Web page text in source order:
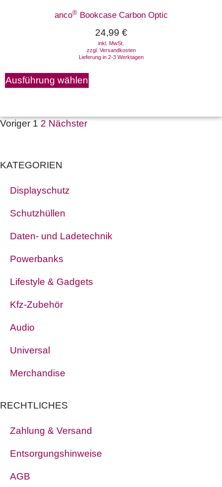
anco®Bookcase Carbon Optic
24,99 €
inkl. MwSt.
zzgl. Versandkosten
Lieferung in 2-3 Werktagen
Ausführung wählen
Voriger 1 2 Nächster
KATEGORIEN
Displayschutz
Schutzhüllen
Daten- und Ladetechnik
Powerbanks
Lifestyle & Gadgets
Kfz-Zubehör
Audio
Universal
Merchandise
RECHTLICHES
Zahlung & Versand
Entsorgungshinweise
AGB